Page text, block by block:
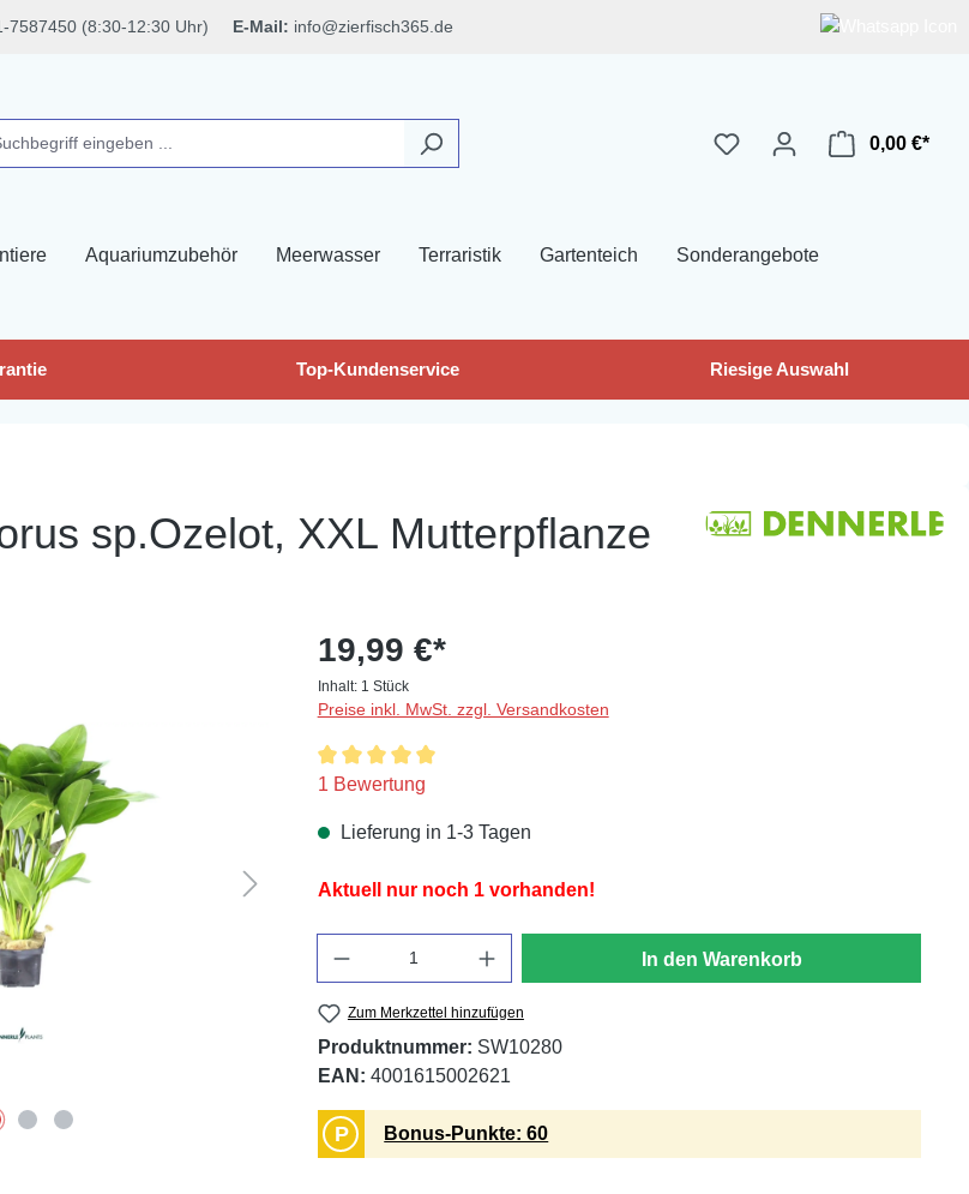
7587450 (8:30-12:30 Uhr) E-Mail: info@zierfisch365.de
0,00 €*
Aquariumzubehör Meerwasser Terraristik Gartenteich Sonderangebote
Top-Kundenservice Riesige Auswahl
sp.Ozelot, XXL Mutterpflanze
19,99 €*
Inhalt: 1 Stück
Preise inkl. MwSt. zzgl. Versandkosten
Durchschnittliche Bewertung von 5 von 5 Sternen
1 Bewertung
Lieferung in 1-3 Tagen
Aktuell nur noch 1 vorhanden!
In den Warenkorb
Zum Merkzettel hinzufügen
Produktnummer: SW10280
EAN: 4001615002621
P Bonus-Punkte: 60